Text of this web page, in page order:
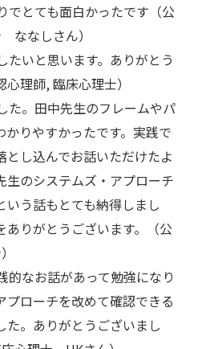
でとても面白かったです（公
ななしさん）
たいと思います。ありがとう
理師, 臨床心理士）
た。田中先生のフレームやパ
かりやすかったです。実践で
とし込んでお話いただけたよ
生のシステムズ・アプローチ
いう話もとても納得しまし
ありがとうございます。（公
的なお話があって勉強になり
プローチを改めて確認できる
た。ありがとうございまし